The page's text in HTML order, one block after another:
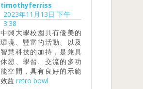
timothyferriss
2023年11月13日 下午
3:38
中興大學校園具有優美的
環境、豐富的活動、以及
智慧科技的加持，是兼具
休憩、學習、交流的多功
能空間，具有良好的示範
效益 retro bowl